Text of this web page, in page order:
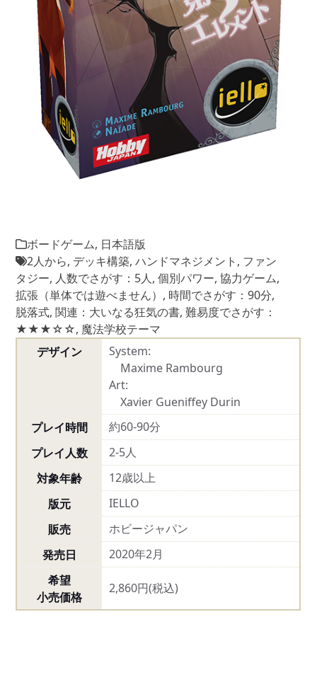
ボードゲーム, 日本語版
2人から, デッキ構築,ハンドマネジメント , ファン
タジー, 人数でさがす：5人,個別パワー,協力ゲーム,
拡張（単体では遊べません） , 時間でさがす：90分,
脱落式,関連：大いなる狂気の書,難易度でさがす：
★★★☆☆, 魔法学校テーマ
デザイン
System:
Maxime Rambourg
Art:
Xavier Gueniffey Durin
プレイ時間
約60-90分
プレイ人数
2-5人
対象年齢
12歳以上
版元
IELLO
販売
ホビージャパン
発売日
2020年2月
希望
小売価格
2,860円(税込)